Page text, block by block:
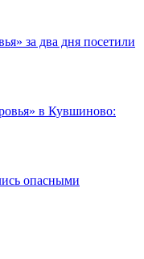
за два дня посетили
в Кувшиново:
опасными